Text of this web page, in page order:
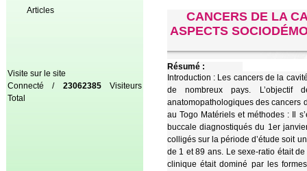
Articles
Visite sur le site
Connecté / 23062385Visiteurs
Total
CANCERS DE LA
ASPECTS
Résumé :
Introduction : Les cancers de la
de nombreux pays. L’objectif
anatomopathologiques des cancers
au Togo Matériels et méthodes : Il
buccale diagnostiqués du 1er
colligés sur la période d’étude soit
de 1 et 89 ans. Le sexe-ratio était
clinique était dominé par les